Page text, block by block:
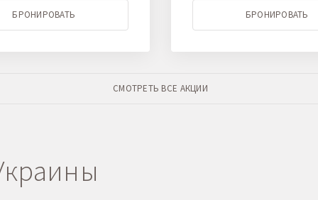
БРОНИРОВАТЬ БРОНИРОВАТЬ
СМОТРЕТЬ ВСЕ АКЦИИ